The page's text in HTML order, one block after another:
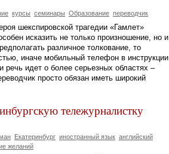
курсы семинары Образование переводчик
шекспировской трагедии «Гамлет»
исказить не только произношение, но и
различное толкование, то
иначе мобильный телефон в инструкции
речь идет о более серьезных областях –
просто обязан иметь широкий
тележурналистку
Екатеринбург иностранный язык английский
желаний